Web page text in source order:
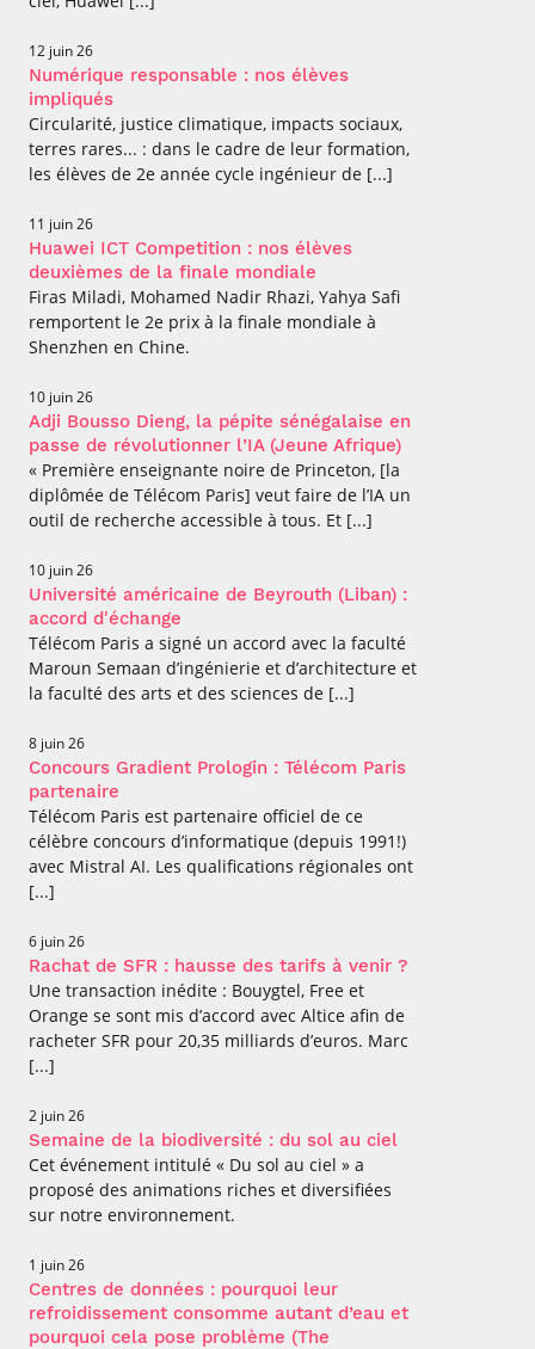
12 juin 26
Numérique responsable : nos élèves
impliqués
Circularité, justice climatique, impacts sociaux,
terres rares... : dans le cadre de leur formation,
les élèves de 2e année cycle ingénieur de [...]
11 juin 26
Huawei ICT Competition : nos élèves
deuxièmes de la finale mondiale
Firas Miladi, Mohamed Nadir Rhazi, Yahya Safi
remportent le 2e prix à la finale mondiale à
Shenzhen en Chine.
10 juin 26
Adji Bousso Dieng, la pépite sénégalaise en
passe de révolutionner l’IA (Jeune Afrique)
« Première enseignante noire de Princeton, [la
diplômée de Télécom Paris] veut faire de l’IA un
outil de recherche accessible à tous. Et [...]
10 juin 26
Université américaine de Beyrouth (Liban) :
accord d'échange
Télécom Paris a signé un accord avec la faculté
Maroun Semaan d’ingénierie et d’architecture et
la faculté des arts et des sciences de [...]
8 juin 26
Concours Gradient Prologin : Télécom Paris
partenaire
Télécom Paris est partenaire officiel de ce
célèbre concours d’informatique (depuis 1991!)
avec Mistral AI. Les qualifications régionales ont
[...]
6 juin 26
Rachat de SFR : hausse des tarifs à venir ?
Une transaction inédite : Bouygtel, Free et
Orange se sont mis d’accord avec Altice afin de
racheter SFR pour 20,35 milliards d’euros. Marc
[...]
2 juin 26
Semaine de la biodiversité : du sol au ciel
Cet événement intitulé « Du sol au ciel » a
proposé des animations riches et diversifiées
sur notre environnement.
1 juin 26
Centres de données : pourquoi leur
refroidissement consomme autant d’eau et
pourquoi cela pose problème (The